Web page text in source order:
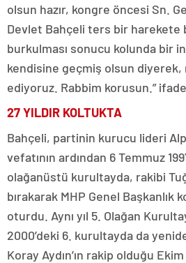
olsun hazır, kongre öncesi Sn.
Devlet Bahçeli ters bir harekete
burkulması sonucu kolunda bir
kendisine geçmiş olsun diyerek,
ediyoruz. Rabbim korusun.”
27 YILDIR KOLTUKTA
Bahçeli, partinin kurucu lideri
vefatının ardından 6 Temmuz
olağanüstü kurultayda, rakibi
bırakarak MHP Genel Başkanlık
oturdu. Aynı yıl 5. Olağan
2000’deki 6. kurultayda da
Koray Aydın’ın rakip olduğu